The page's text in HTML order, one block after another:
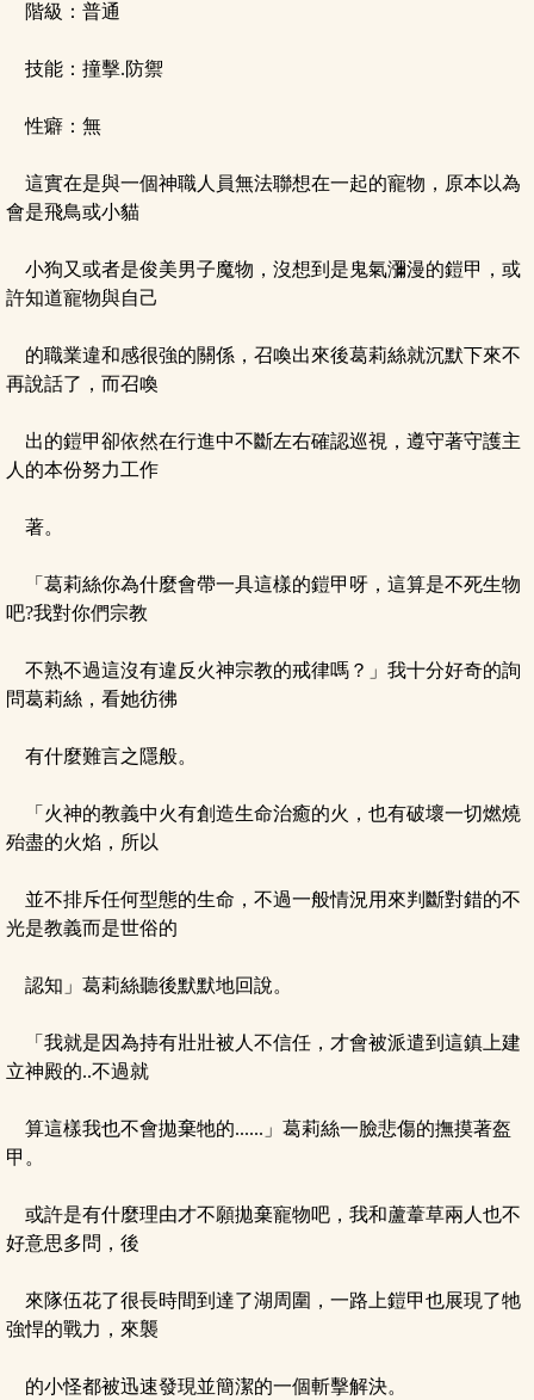
階級：普通
技能：撞擊.防禦
性癖：無
這實在是與一個神職人員無法聯想在一起的寵物，原本以為
會是飛鳥或小貓
小狗又或者是俊美男子魔物，沒想到是鬼氣瀰漫的鎧甲，或
許知道寵物與自己
的職業違和感很強的關係，召喚出來後葛莉絲就沉默下來不
再說話了，而召喚
出的鎧甲卻依然在行進中不斷左右確認巡視，遵守著守護主
人的本份努力工作
著。
「葛莉絲你為什麼會帶一具這樣的鎧甲呀，這算是不死生物
吧?我對你們宗教
不熟不過這沒有違反火神宗教的戒律嗎？」我十分好奇的詢
問葛莉絲，看她彷彿
有什麼難言之隱般。
「火神的教義中火有創造生命治癒的火，也有破壞一切燃燒
殆盡的火焰，所以
並不排斥任何型態的生命，不過一般情況用來判斷對錯的不
光是教義而是世俗的
認知」葛莉絲聽後默默地回說。
「我就是因為持有壯壯被人不信任，才會被派遣到這鎮上建
立神殿的..不過就
算這樣我也不會拋棄牠的......」葛莉絲一臉悲傷的撫摸著盔
甲。
或許是有什麼理由才不願拋棄寵物吧，我和蘆葦草兩人也不
好意思多問，後
來隊伍花了很長時間到達了湖周圍，一路上鎧甲也展現了牠
強悍的戰力，來襲
的小怪都被迅速發現並簡潔的一個斬擊解決。